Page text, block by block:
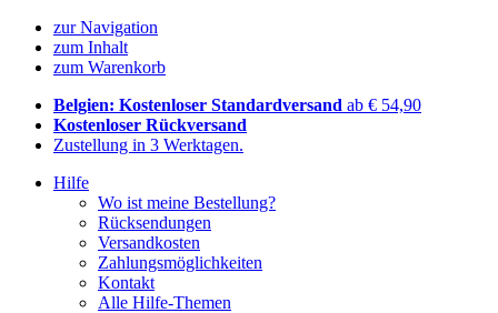
zur Navigation
zum Inhalt
zum Warenkorb
Belgien: Kostenloser Standardversand ab € 54,90
Kostenloser Rückversand
Zustellung in 3 Werktagen.
Hilfe
Wo ist meine Bestellung?
Rücksendungen
Versandkosten
Zahlungsmöglichkeiten
Kontakt
Alle Hilfe-Themen